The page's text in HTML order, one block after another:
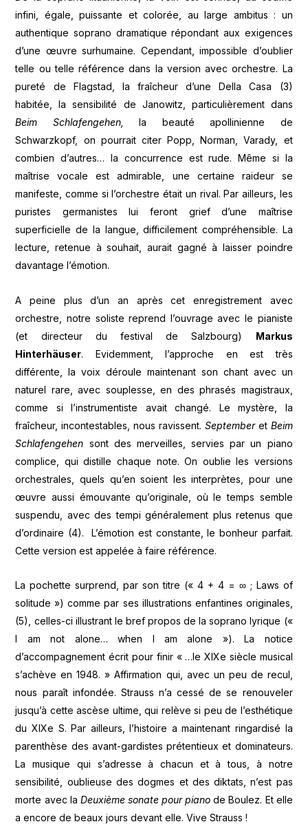
infini, égale, puissante et colorée, au large ambitus : un
authentique soprano dramatique répondant aux exigences
d’une œuvre surhumaine. Cependant, impossible d’oublier
telle ou telle référence dans la version avec orchestre. La
pureté de Flagstad, la fraîcheur d’une Della Casa (3)
habitée, la sensibilité de Janowitz, particulièrement dans
Beim Schlafengehen,
la beauté apollinienne de
Schwarzkopf, on pourrait citer Popp, Norman, Varady, et
combien d’autres… la concurrence est rude. Même si la
maîtrise vocale est admirable, une certaine raideur se
manifeste, comme si l’orchestre était un rival. Par ailleurs, les
puristes germanistes lui feront grief d’une maîtrise
superficielle de la langue, difficilement compréhensible. La
lecture, retenue à souhait, aurait gagné à laisser poindre
davantage l’émotion.
A peine plus d’un an après cet enregistrement avec
orchestre, notre soliste reprend l’ouvrage avec le pianiste
(et directeur du festival de Salzbourg) Markus
Hinterhäuser. Evidemment, l’approche en est très
différente, la voix déroule maintenant son chant avec un
naturel rare, avec souplesse, en des phrasés magistraux,
comme si l’instrumentiste avait changé. Le mystère, la
fraîcheur, incontestables, nous ravissent. Septemberet Beim
Schlafengehen sont des merveilles, servies par un piano
complice, qui distille chaque note. On oublie les versions
orchestrales, quels qu’en soient les interprètes, pour une
œuvre aussi émouvante qu’originale, où le temps semble
suspendu, avec des tempi généralement plus retenus que
d’ordinaire (4). L’émotion est constante, le bonheur parfait.
Cette version est appelée à faire référence.
La pochette surprend, par son titre (« 4 + 4 = ∞ ; Laws of
solitude ») comme par ses illustrations enfantines originales,
(5), celles-ci illustrant le bref propos de la soprano lyrique («
I am not alone… when I am alone »). La notice
d’accompagnement écrit pour finir « …le XIXe siècle musical
s’achève en 1948. » Affirmation qui, avec un peu de recul,
nous paraît infondée. Strauss n’a cessé de se renouveler
jusqu’à cette ascèse ultime, qui relève si peu de l’esthétique
du XIXe S. Par ailleurs, l’histoire a maintenant ringardisé la
parenthèse des avant-gardistes prétentieux et dominateurs.
La musique qui s’adresse à chacun et à tous, à notre
sensibilité, oublieuse des dogmes et des diktats, n’est pas
morte avec la Deuxième sonate pour piano de Boulez. Et elle
a encore de beaux jours devant elle. Vive Strauss !